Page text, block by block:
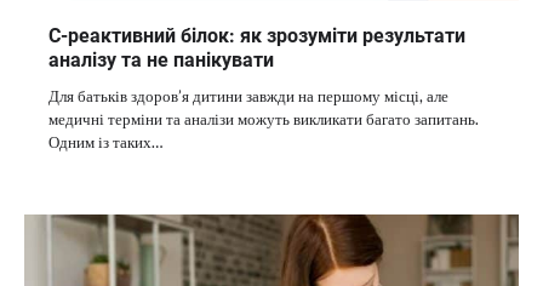
C-реактивний білок: як зрозуміти результати
аналізу та не панікувати
Для батьків здоров’я дитини завжди на першому місці, але
медичні терміни та аналізи можуть викликати багато запитань.
Одним із таких…